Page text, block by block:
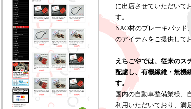
に出店させていただいて
す。
NAO材のブレーキパッド
のアイテムをご提供して
えちごやでは、従来のス
配慮し、有機繊維・無機
す。
国内の自動車整備業様、
利用いただいており、満